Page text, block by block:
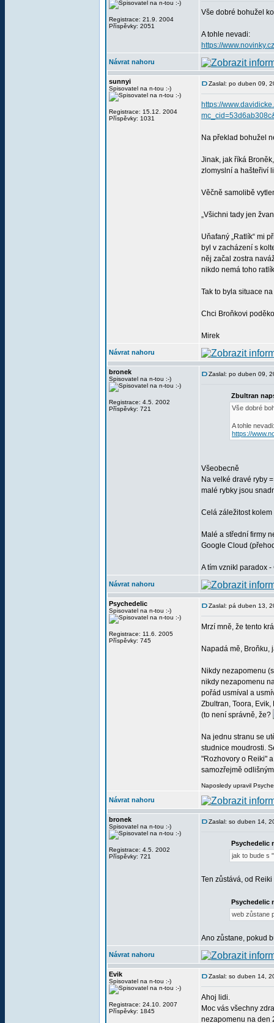
Registrace: 21.9. 2004
Příspěvky: 2051
Vše dobré bohužel
A tohle nevadi:
https://
Návrat nahoru
sunnyi
Spisovatel na n-tou :-)
Registrace: 15.12. 2004
Příspěvky: 1031
Zaslal: po duben 09,
https://
Na překlad bohužel
Jinak, jak říká
zlomyslní a hašteřiví
Věčně samolibě
„Všichni tady jen
Uňafaný „Ratlík“ mi
byl v zacházení s
něj začal zostra
nikdo nemá toho
Tak to byla situace
Chci Broňkovi
Mirek
Návrat nahoru
bronek
Spisovatel na n-tou :-)
Registrace: 4.5. 2002
Příspěvky: 721
Zaslal: po duben 09,
Zbultran
Vše dobré
A tohle nevadi:
https://
Všeobecně
Na velké dravé ryby
malé rybky jsou
Celá záležitost
Malé a střední firmy
Google Cloud
A tím vznikl paradox
Návrat nahoru
Psychedelic
Spisovatel na n-tou :-)
Registrace: 11.6. 2005
Příspěvky: 745
Zaslal: pá duben 13,
Mrzí mně, že tento
Napadá mě, Broňku,
Nikdy nezapomenu
nikdy nezapomenu
pořád usmíval a
Zbultran, Toora,
(to není správně, že?
Na jednu stranu se
studnice moudrosti.
"Rozhovory o Reiki"
samozřejmě
Naposledy upravil
Návrat nahoru
bronek
Spisovatel na n-tou :-)
Registrace: 4.5. 2002
Příspěvky: 721
Zaslal: so duben 14,
Psychedelic
jak to bude s
Ten zůstává, od
Psychedelic
web zůstane
Ano zůstane, pokud
Návrat nahoru
Evik
Spisovatel na n-tou :-)
Registrace: 24.10. 2007
Příspěvky: 1845
Zaslal: so duben 14,
Ahoj lidi.
Moc vás všechny
nezapomenu na den